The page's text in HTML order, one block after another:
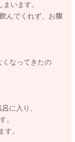
います。
んでくれず、お腹
なってきたの
に入り、
。
。